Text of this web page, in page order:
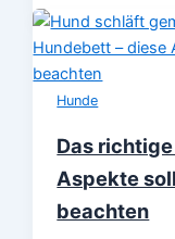
Hunde
Das
Aspekte
beachten